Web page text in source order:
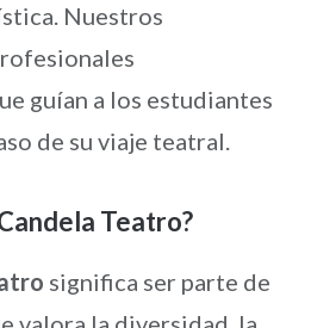
Nuestros
guían a los estudiantes
de su viaje teatral.
Teatro?
significa ser parte de